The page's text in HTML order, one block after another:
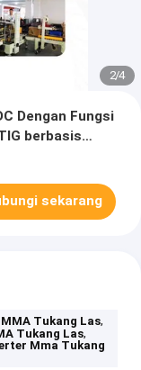
2/4
Dengan Fungsi
berbasis
sekarang
Tukang Las,
Tukang Las,
Mma Tukang